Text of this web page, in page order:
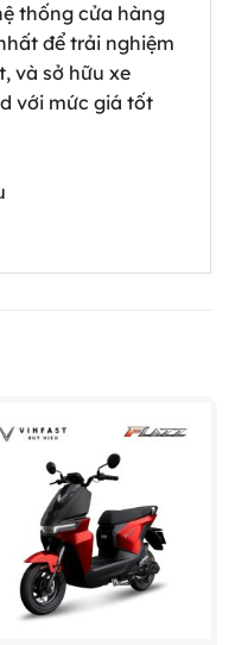
thống cửa hàng
để trải nghiệm
và sở hữu xe
với mức giá tốt